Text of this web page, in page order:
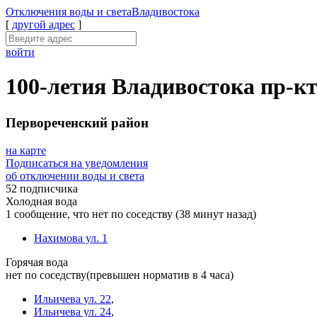
Отключения воды и светаВладивостока
[ другой адрес ]
войти
100-летия Владивостока пр-
Первореченский район
на карте
Подписаться на уведомления
об отключении воды и света
52 подписчика
Холодная вода
1 сообщение, что нет по соседству (38 минут назад)
Нахимова ул. 1
Горячая вода
нет по соседству(превышен норматив в 4 часа)
Ильичева ул. 22,
Ильичева ул. 24,